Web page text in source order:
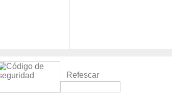
Refescar